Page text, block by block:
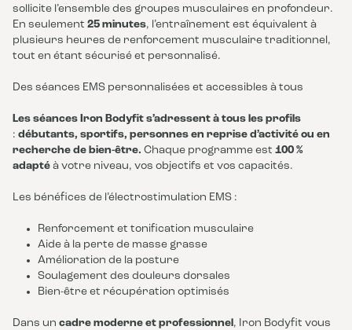
sollicite l’ensemble des groupes musculaires en profondeur.
En seulement 25 minutes, l’entraînement est équivalent à
plusieurs heures de renforcement musculaire traditionnel,
tout en étant sécurisé et personnalisé.
Des séances EMS personnalisées et accessibles à tous
Les séances Iron Bodyfit s’adressent à tous les profils
: débutants, sportifs, personnes en reprise d’activité ou en
recherche de bien-être. Chaque programme est 100 %
adapté à votre niveau, vos objectifs et vos capacités.
Les bénéfices de l’électrostimulation EMS :
Renforcement et tonification musculaire
Aide à la perte de masse grasse
Amélioration de la posture
Soulagement des douleurs dorsales
Bien-être et récupération optimisés
Dans un cadre moderne et professionnel , Iron Bodyfit vous